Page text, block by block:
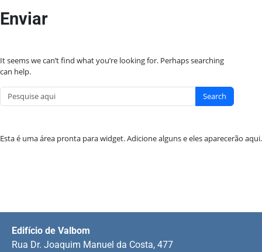
Enviar
It seems we can’t find what you’re looking for. Perhaps searching
can help.
Search
Esta é uma área pronta para widget. Adicione alguns e eles aparecerão aqui.
Edifício de Valbom
Rua Dr. Joaquim Manuel da Costa, 477